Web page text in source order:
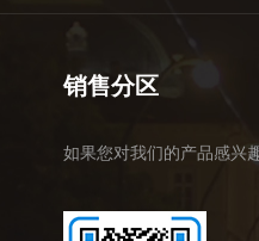
销售分区
如果您对我们的产品感兴